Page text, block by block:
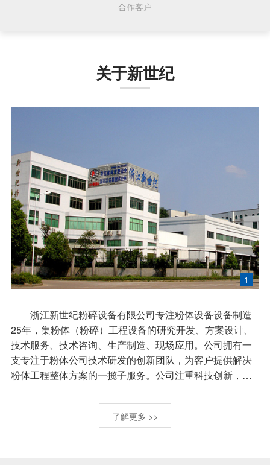
合作客户
关于新世纪
1
浙江新世纪粉碎设备有限公司专注粉体设备设备制造
25年，集粉体（粉碎）工程设备的研究开发、方案设计、
技术服务、技术咨询、生产制造、现场应用。公司拥有一
支专注于粉体公司技术研发的创新团队，为客户提供解决
粉体工程整体方案的一揽子服务。公司注重科技创新，是
2017年被评定为“中国粉碎机行业十大品牌”，产品畅销世
界各地，深受国内外客商的好评，荣获了中国质量信誉检
了解更多 >>